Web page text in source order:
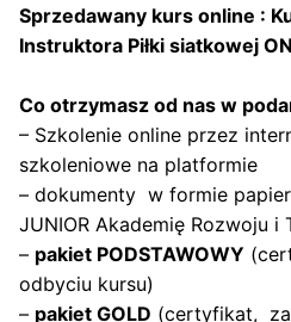
Sprzedawany kurs online :
Instruktora Piłki siatkowej
Co otrzymasz od nas w
– Szkolenie online przez
szkoleniowe na platformie
– dokumenty w formie
JUNIOR Akademię Rozwoju i
– pakiet PODSTAWOWY
odbyciu kursu)
– pakiet GOLD (certyfikat,